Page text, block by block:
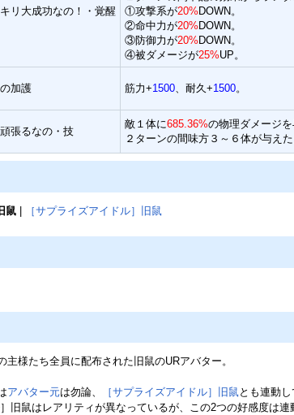
キリ大成功なの！・覚醒
①攻撃系が20% DOWN。
②命中力が20% DOWN。
③防御力が20% DOWN。
④被ダメージが25%UP。
加護 筋力+1500、耐久+1500。
張るなの・技
敵１体に685.36%の物理ダメージを
２ターンの間味方３～６体が与え
鼠| ［サプライズアイドル］旧鼠
様たち全員に配布された旧鼠のURアバター。
アバター元は勿論、 ［サプライズアイドル］旧鼠とも連動し
旧鼠はレアリティが異なっているが、この2つの好感度は連